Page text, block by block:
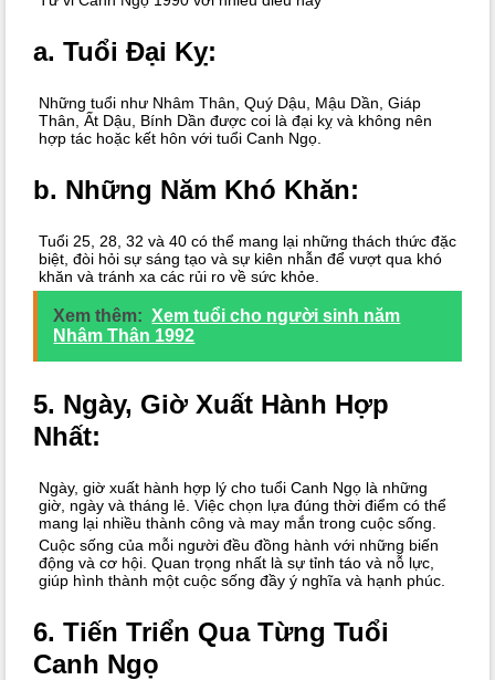
a.Tuổi Đại Kỵ:
Những tuổi như Nhâm Thân, Quý Dậu, Mậu Dần, Giáp
Thân, Ất Dậu, Bính Dần được coi là đại kỵ và không nên
hợp tác hoặc kết hôn với tuổi Canh Ngọ.
b. Những Năm Khó Khăn:
Tuổi 25, 28, 32 và 40 có thể mang lại những thách thức đặc
biệt, đòi hỏi sự sáng tạo và sự kiên nhẫn để vượt qua khó
khăn và tránh xa các rủi ro về sức khỏe.
Xem thêm: Xem tuổi cho người sinh năm
Nhâm Thân 1992
5. Ngày, Giờ Xuất Hành Hợp
Nhất:
Ngày, giờ xuất hành hợp lý cho tuổi Canh Ngọ là những
giờ, ngày và tháng lẻ. Việc chọn lựa đúng thời điểm có thể
mang lại nhiều thành công và may mắn trong cuộc sống.
Cuộc sống của mỗi người đều đồng hành với những biến
động và cơ hội. Quan trọng nhất là sự tỉnh táo và nỗ lực,
giúp hình thành một cuộc sống đầy ý nghĩa và hạnh phúc.
6. Tiến Triển Qua Từng Tuổi
Canh Ngọ